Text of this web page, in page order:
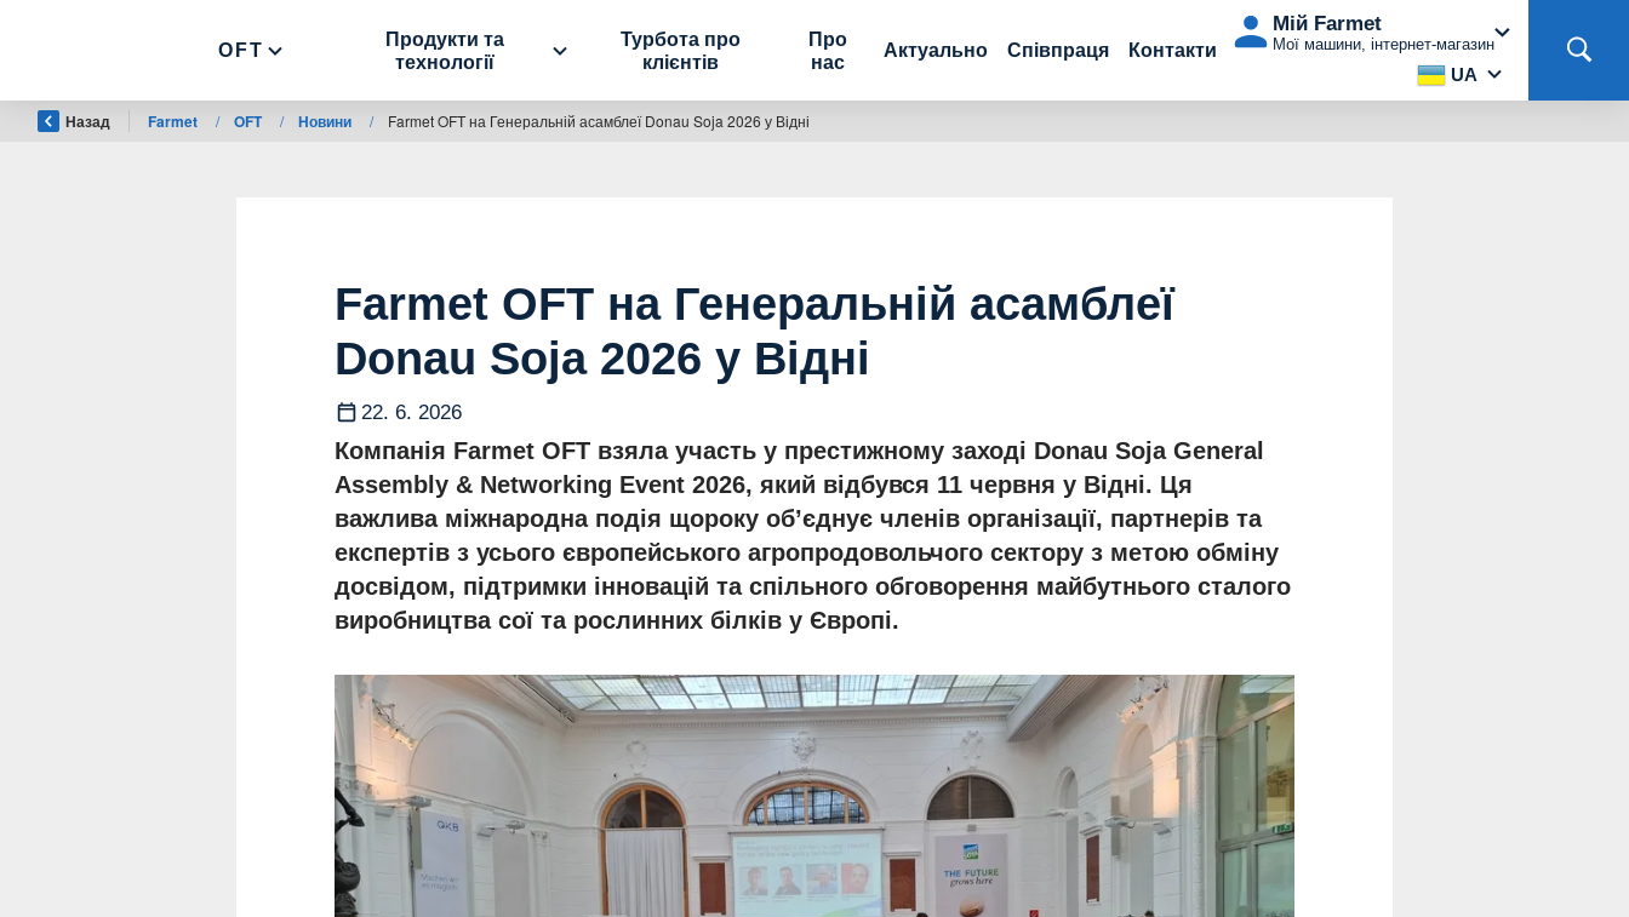
OFT
Продукти та
технології
Турбота про
клієнтів
Про
нас
Актуально Співпраця
Контакти
UA
Мій Farmet
Мої машини, інтернет-магазин
Назад Farmet / OFT / Новини / Farmet OFT на Генеральній асамблеї Donau Soja 2026 у Відні
Farmet OFT на Генеральній асамблеї
Donau Soja 2026 у Відні
22. 6. 2026
Компанія Farmet OFT взяла участь у престижному заході Donau Soja General
Assembly & Networking Event 2026, який відбувся 11 червня у Відні. Ця
важлива міжнародна подія щороку об’єднує членів організації, партнерів та
експертів з усього європейського агропродовольчого сектору з метою обміну
досвідом, підтримки інновацій та спільного обговорення майбутнього сталого
виробництва сої та рослинних білків у Європі.